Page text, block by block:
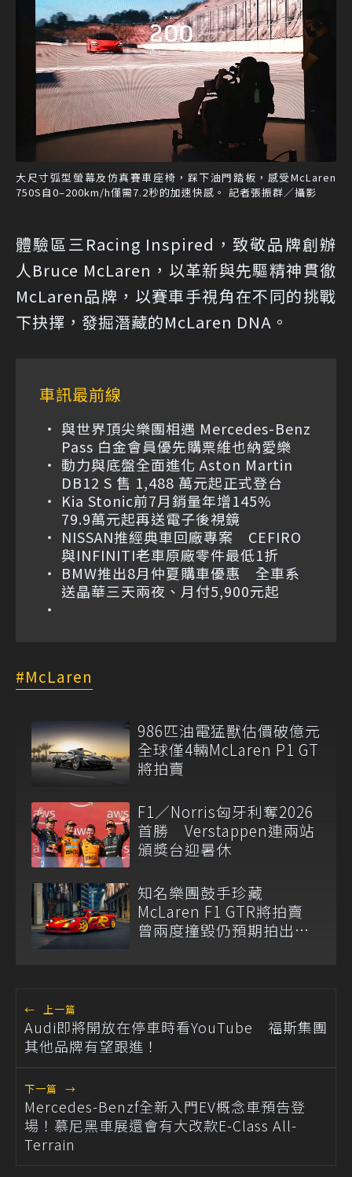
大尺寸弧型螢幕及仿真賽車座椅，踩下油門踏板，感受McLaren
750S自0–200km/h僅需7.2秒的加速快感。 記者張振群／攝影
體驗區三Racing Inspired，致敬品牌創辦
人Bruce McLaren，以革新與先驅精神貫徹
McLaren品牌，以賽車手視角在不同的挑戰
下抉擇，發掘潛藏的McLaren DNA。
車訊最前線
與世界頂尖樂團相遇 Mercedes-Benz
Pass 白金會員優先購票維也納愛樂
動力與底盤全面進化 Aston Martin
DB12 S 售 1,488 萬元起正式登台
Kia Stonic前7月銷量年增145%
79.9萬元起再送電子後視鏡
NISSAN推經典車回廠專案 CEFIRO
與INFINITI老車原廠零件最低1折
BMW推出8月仲夏購車優惠 全車系
送晶華三天兩夜、月付5,900元起
McLaren
986匹油電猛獸估價破億元
全球僅4輛McLaren P1 GT
將拍賣
F1／Norris匈牙利奪2026
首勝 Verstappen連兩站
頒獎台迎暑休
知名樂團鼓手珍藏
McLaren F1 GTR將拍賣
曾兩度撞毀仍預期拍出天
← 上一篇
Audi即將開放在停車時看YouTube 福斯集團
其他品牌有望跟進！
下一篇 →
Mercedes-Benzf全新入門EV概念車預告登
場！慕尼黑車展還會有大改款E-Class All-
Terrain